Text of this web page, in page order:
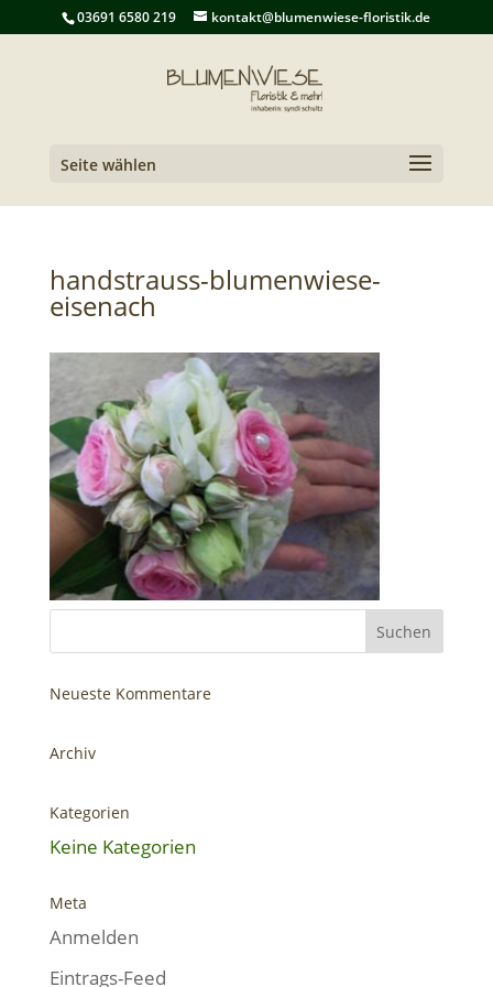
03691 6580 219 kontakt@blumenwiese-floristik.de
Seite wählen
handstrauss-blumenwiese-
eisenach
Neueste Kommentare
Archiv
Kategorien
Keine Kategorien
Meta
Anmelden
Eintrags-Feed